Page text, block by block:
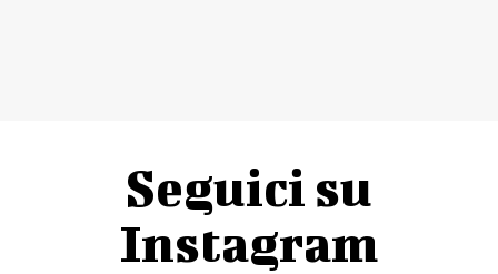
Seguici su
Instagram